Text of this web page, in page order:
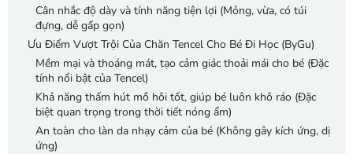
Cân nhắc độ dày và tính năng tiện lợi (Mỏng, vừa, có túi
đựng, dễ gấp gọn)
Ưu Điểm Vượt Trội Của Chăn Tencel Cho Bé Đi Học (ByGu)
Mềm mại và thoáng mát, tạo cảm giác thoải mái cho bé (Đặc
tính nổi bật của Tencel)
Khả năng thấm hút mồ hôi tốt, giúp bé luôn khô ráo (Đặc
biệt quan trọng trong thời tiết nóng ẩm)
An toàn cho làn da nhạy cảm của bé (Không gây kích ứng, dị
ứng)